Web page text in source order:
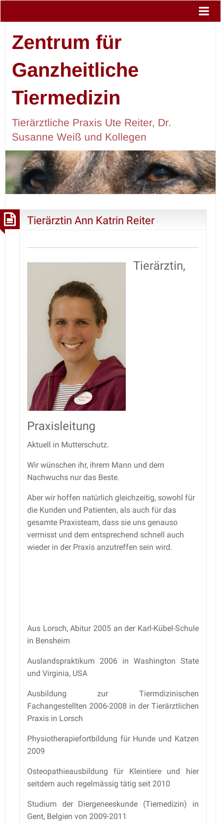
Zentrum für
Ganzheitliche
Tiermedizin
Tierärztliche Praxis Ute Reiter, Dr.
Susanne Weiß und Kollegen
Tierärztin Ann Katrin Reiter
Tierärztin,
Praxisleitung
Aktuell in Mutterschutz.
Wir wünschen ihr, ihrem Mann und dem
Nachwuchs nur das Beste.
Aber wir hoffen natürlich gleichzeitig, sowohl für
die Kunden und Patienten, als auch für das
gesamte Praxisteam, dass sie uns genauso
vermisst und dem entsprechend schnell auch
wieder in der Praxis anzutreffen sein wird.
Aus Lorsch, Abitur 2005 an der Karl-Kübel-Schule
in Bensheim
Auslandspraktikum 2006 in Washington State
und Virginia, USA
Ausbildung zur Tiermdizinischen
Fachangestellten 2006-2008 in der Tierärztlichen
Praxis in Lorsch
Physiotherapiefortbildung für Hunde und Katzen
2009
Osteopathieausbildung für Kleintiere und hier
seitdem auch regelmässig tätig seit 2010
Studium der Diergeneeskunde (Tiemedizin) in
Gent, Belgien von 2009-2011